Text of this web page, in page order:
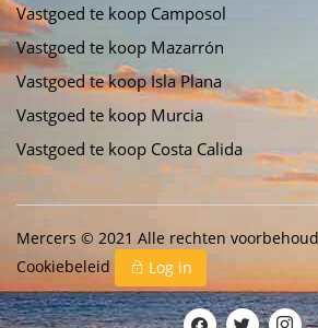
Vastgoed te koop Camposol
Vastgoed te koop Mazarrón
Vastgoed te koop Isla Plana
Vastgoed te koop Murcia
Vastgoed te koop Costa Calida
Mercers © 2021 Alle rechten
Cookiebeleid
Log in